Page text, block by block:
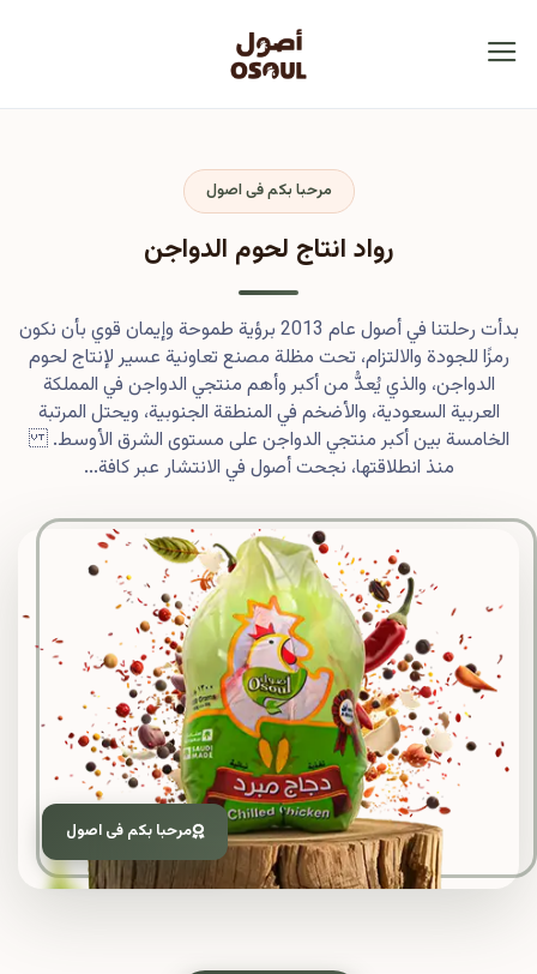
مرحبا بكم فى اصول
مرحبا بكم فى اصول
رواد انتاج لحوم الدواجن
بدأت رحلتنا في أصول عام 2013 برؤية طموحة وإيمان قوي بأن نكون
رمزًا للجودة والالتزام، تحت مظلة مصنع تعاونية عسير لإنتاج لحوم
الدواجن، والذي يُعدُّ من أكبر وأهم منتجي الدواجن في المملكة
العربية السعودية، والأضخم في المنطقة الجنوبية، ويحتل المرتبة
الخامسة بين أكبر منتجي الدواجن على مستوى الشرق الأوسط.
منذ انطلاقتها، نجحت أصول في الانتشار عبر كافة...